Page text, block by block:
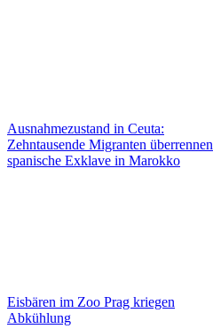
Ausnahmezustand in Ceuta:
Zehntausende Migranten überrennen
spanische Exklave in Marokko
Eisbären im Zoo Prag kriegen
Abkühlung